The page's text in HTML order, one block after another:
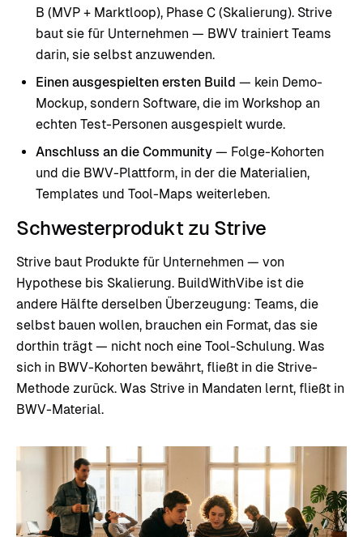
B (MVP + Marktloop), Phase C (Skalierung). Strive
baut sie für Unternehmen — BWV trainiert Teams
darin, sie selbst anzuwenden.
Einen ausgespielten ersten Build — kein Demo-
Mockup, sondern Software, die im Workshop an
echten Test-Personen ausgespielt wurde.
Anschluss an die Community — Folge-Kohorten
und die BWV-Plattform, in der die Materialien,
Templates und Tool-Maps weiterleben.
Schwesterprodukt zu Strive
Strive baut Produkte für Unternehmen — von
Hypothese bis Skalierung. BuildWithVibe ist die
andere Hälfte derselben Überzeugung: Teams, die
selbst bauen wollen, brauchen ein Format, das sie
dorthin trägt — nicht noch eine Tool-Schulung. Was
sich in BWV-Kohorten bewährt, fließt in die Strive-
Methode zurück. Was Strive in Mandaten lernt, fließt in
BWV-Material.